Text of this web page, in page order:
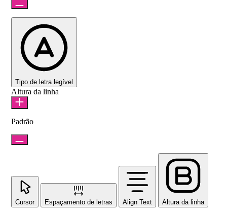
Tipo de letra legível
Altura da linha
Padrão
Cursor Espaçamento de letras Align Text Altura da linha